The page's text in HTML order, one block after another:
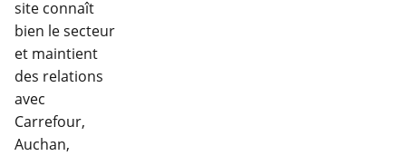
site connaît
bien le secteur
et maintient
des relations
avec
Carrefour,
Auchan,